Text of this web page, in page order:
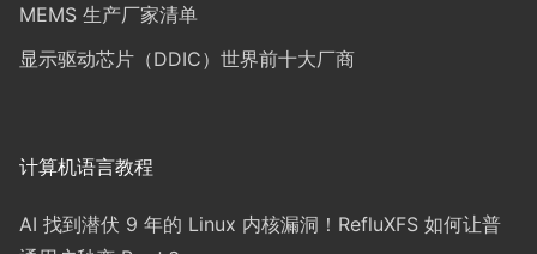
MEMS 生产厂家清单
显示驱动芯片（DDIC）世界前十大厂商
计算机语言教程
AI 找到潜伏 9 年的 Linux 内核漏洞！RefluXFS 如何让普